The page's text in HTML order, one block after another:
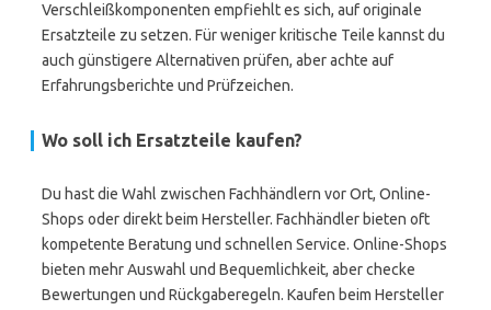
Verschleißkomponenten empfiehlt es sich, auf originale
Ersatzteile zu setzen. Für weniger kritische Teile kannst du
auch günstigere Alternativen prüfen, aber achte auf
Erfahrungsberichte und Prüfzeichen.
Wo soll ich Ersatzteile kaufen?
Du hast die Wahl zwischen Fachhändlern vor Ort, Online-
Shops oder direkt beim Hersteller. Fachhändler bieten oft
kompetente Beratung und schnellen Service. Online-Shops
bieten mehr Auswahl und Bequemlichkeit, aber checke
Bewertungen und Rückgaberegeln. Kaufen beim Hersteller